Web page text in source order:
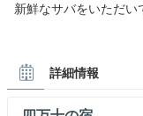
新鮮なサバをいただい
詳細情報